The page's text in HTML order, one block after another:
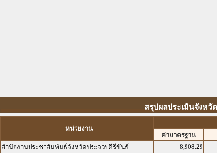
สรุปผลประเมินจังหวั
หน่วยงาน
ค่ามาตรฐาน
สำนักงานประชาสัมพันธ์จังหวัดประจวบคีรีขันธ์
8,908.29